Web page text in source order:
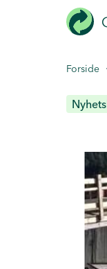
Forside ·